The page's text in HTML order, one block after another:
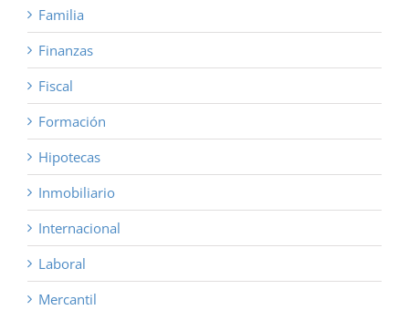
Familia
Finanzas
Fiscal
Formación
Hipotecas
Inmobiliario
Internacional
Laboral
Mercantil